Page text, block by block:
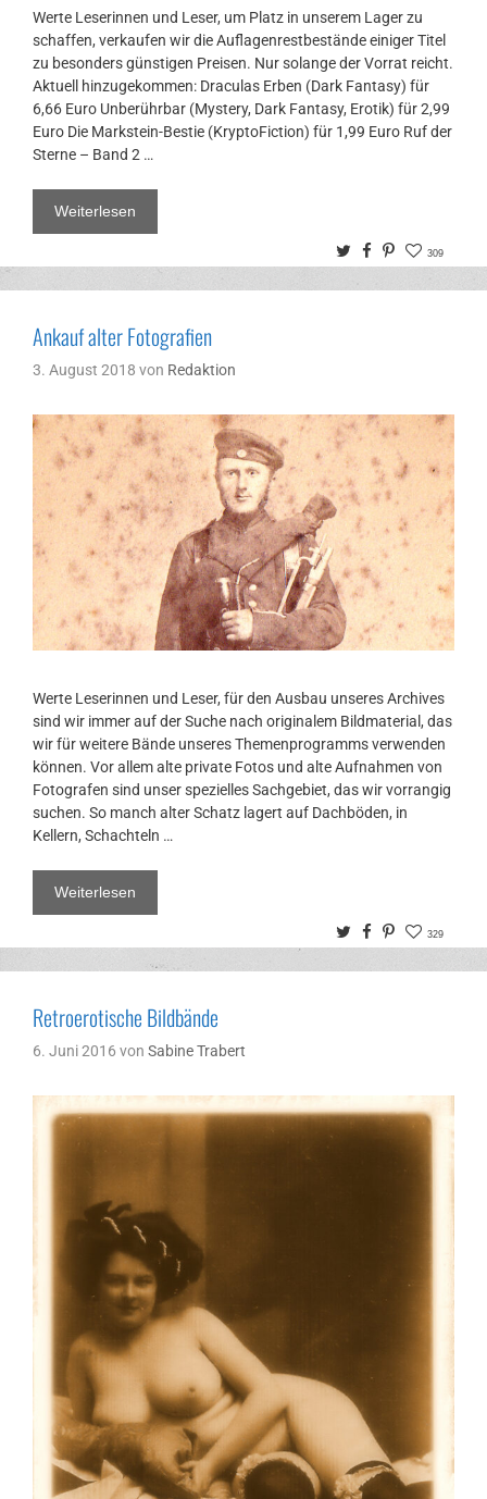
Werte Leserinnen und Leser, um Platz in unserem Lager zu
schaffen, verkaufen wir die Auflagenrestbestände einiger Titel
zu besonders günstigen Preisen. Nur solange der Vorrat reicht.
Aktuell hinzugekommen: Draculas Erben (Dark Fantasy) für
6,66 Euro Unberührbar (Mystery, Dark Fantasy, Erotik) für 2,99
Euro Die Markstein-Bestie (KryptoFiction) für 1,99 Euro Ruf der
Sterne – Band 2 …
Weiterlesen
TwitterFacebook
Pinterest
309
Ankauf alter Fotografien
3. August 2018 von Redaktion
Werte Leserinnen und Leser, für den Ausbau unseres Archives
sind wir immer auf der Suche nach originalem Bildmaterial, das
wir für weitere Bände unseres Themenprogramms verwenden
können. Vor allem alte private Fotos und alte Aufnahmen von
Fotografen sind unser spezielles Sachgebiet, das wir vorrangig
suchen. So manch alter Schatz lagert auf Dachböden, in
Kellern, Schachteln …
Weiterlesen
TwitterFacebook
Pinterest
329
Retroerotische Bildbände
6. Juni 2016 von Sabine Trabert